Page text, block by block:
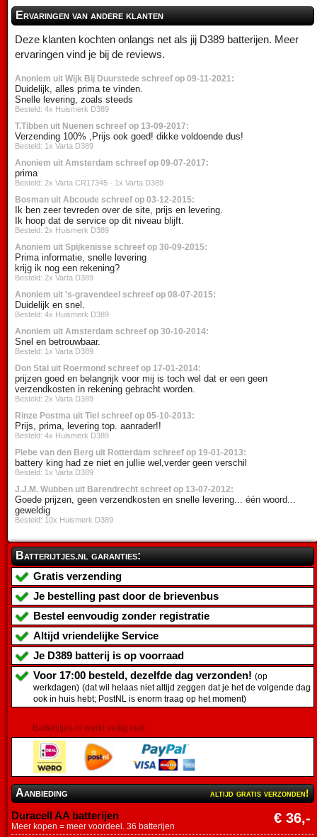
Ervaringen van andere klanten
Deze klanten kochten onlangs net als jij D389 batterijen. Meer
ervaringen vind je bij de reviews.
Anoniem uit Wijk Bij Duurstede schreef op 09-11-2021:
Duidelijk, alles prima te vinden.
Snelle levering, zoals steeds
Besteld: 4x Huismerk D389
T.Tibben uit Nuenen schreef op 13-09-2017:
Verzending 100% ,Prijs ook goed! dikke voldoende dus!
Besteld: 1x Varta D389
Anoniem uit Amsterdam schreef op 09-07-2017:
prima
Besteld: 2x Varta CR17345 - 1x Varta D389
Bosman uit Abcoude schreef op 03-12-2015:
Ik ben zeer tevreden over de site, prijs en levering.
Ik hoop dat de service op dit niveau blijft.
Besteld: 2x Huismerk D389
Anoniem uit Spijkenisse schreef op 30-09-2015:
Prima informatie, snelle levering
krijg ik nog een rekening?
Besteld: 2x Varta D389
Anoniem uit 's-gravendeel schreef op 08-07-2015:
Duidelijk en snel.
Besteld: 4x Huismerk D389
Anoniem uit Amsterdam schreef op 30-10-2014:
Snel en betrouwbaar.
Besteld: 1x Varta D389
Don Stal uit Roermond schreef op 17-01-2014:
prijzen goed en belangrijk voor mij is toch wel dat er een geen
verzendkosten in rekening gebracht worden.
Besteld: 2x Varta D389
Rinze Postma uit Tiel schreef op 05-10-2013:
Prijs, prima, levering top. aanrader!!
Besteld: 4x Huismerk D389
Piebe van den Berg uit Rotterdam schreef op 19-01-2013:
battery king had ze niet en jullie wel,verder geen verschil
Besteld: 1x Varta D389
J.J.M. Wubben uit Barendrecht schreef op 13-07-2012:
Goede prijzen, geen verzendkosten en snelle levering... één woord...
geweldig
Besteld: 10x Huismerk D389
Batterijtjes.nl garanties:
Gratis verzending
Je bestelling past door de brievenbus
Bestel eenvoudig zonder registratie
Altijd vriendelijke Service
Je D389 batterij is op voorraad
Voor 17:00 besteld, dezelfde dag verzonden! (op
werkdagen) (dat wil helaas niet altijd zeggen dat je het de volgende dag
ook in huis hebt; PostNL is enorm traag op het moment)
Batterijtjes.nl werkt veilig met:
Aanbieding altijd gratis verzonden!
Duracell AA batterijen € 36,-
Meer kopen = meer voordeel. 36 batterijen